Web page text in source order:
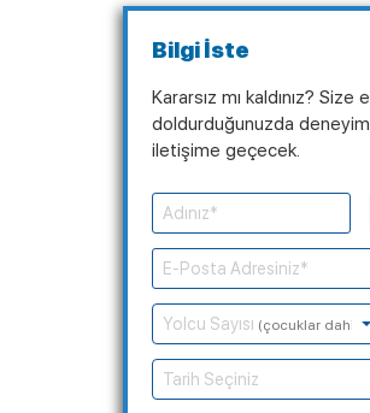
Bilgi İste
Kararsız mı kaldınız?
doldurduğunuzda
iletişime geçecek.
Yolcu Sayısı (çocuklar dahil)
Tarih Seçiniz